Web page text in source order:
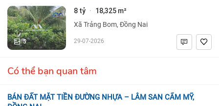
5
8 tỷ · 18,325 m²
Xã Trảng Bom, Đồng Nai
29-07-2026
Có thể bạn quan tâm
BÁN ĐẤT MẶT TIỀN ĐƯỜNG NHỰA – LÂM SAN CẨM MỸ,